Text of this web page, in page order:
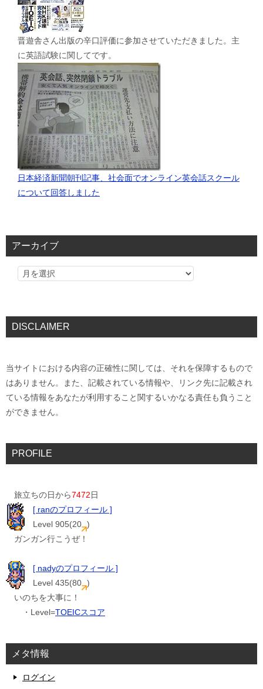
晋遊舎さん出版の辛口評価に参加させていただきました。主
に英語試験に関してです。
日本経済新聞朝刊記事、社会面でオンライン英会話スクール
について回答しました
アーカイブ
DISCLAIMER
当サイトにおける内容の正確性に関しては、それを保障するもので
はありません。また、記載されている情報や、リンク先に記載され
ている情報をあなたが利用すること関するいかなる責任も負うこと
ができません。
PROFILE
旅立ちの日から7472日
[ ranのプロフィール ]
Level 905(20 )
ガンガン行こうぜ！
[ nadyのプロフィール ]
Level 435(80 )
いのちを大事に！
・Level=TOEICスコア
メタ情報
ログイン